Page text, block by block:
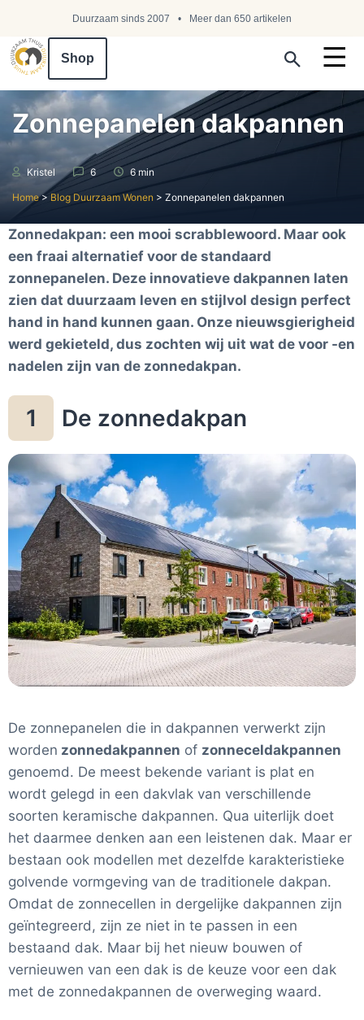
Duurzaam sinds 2007 Meer dan 650 artikelen
Shop
Zonnepanelen dakpannen
Kristel 6 6 min
Home> Blog Duurzaam Wonen > Zonnepanelen dakpannen
Zonnedakpan: een mooi scrabblewoord. Maar ook
een fraai alternatief voor de standaard
zonnepanelen. Deze innovatieve dakpannen laten
zien dat duurzaam leven en stijlvol design perfect
hand in hand kunnen gaan. Onze nieuwsgierigheid
werd gekieteld, dus zochten wij uit wat de voor -en
nadelen zijn van de zonnedakpan.
1 De zonnedakpan
De zonnepanelen die in dakpannen verwerkt zijn
worden zonnedakpannen of zonneceldakpannen
genoemd. De meest bekende variant is plat en
wordt gelegd in een dakvlak van verschillende
soorten keramische dakpannen. Qua uiterlijk doet
het daarmee denken aan een leistenen dak. Maar er
bestaan ook modellen met dezelfde karakteristieke
golvende vormgeving van de traditionele dakpan.
Omdat de zonnecellen in dergelijke dakpannen zijn
geïntegreerd, zijn ze niet in te passen in een
bestaand dak. Maar bij het nieuw bouwen of
vernieuwen van een dak is de keuze voor een dak
met de zonnedakpannen de overweging waard.